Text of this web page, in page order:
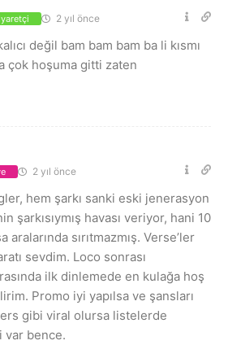
2 yıl önce
değil bam bam bam ba li kısmı
çok hoşuma gitti zaten
2 yıl önce
hem şarkı sanki eski jenerasyon
şarkısıymış havası veriyor, hani 10
aralarında sırıtmazmış. Verse’ler
sevdim. Loco sonrası
ilk dinlemede en kulağa hoş
Promo iyi yapılsa ve şansları
gibi viral olursa listelerde
var bence.